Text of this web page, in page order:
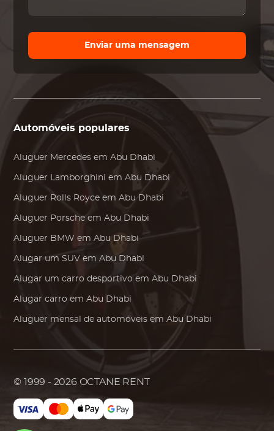
Enviar uma mensagem
Automóveis populares
Aluguer Mercedes em Abu Dhabi
Aluguer Lamborghini em Abu Dhabi
Aluguer Rolls Royce em Abu Dhabi
Aluguer Porsche em Abu Dhabi
Aluguer BMW em Abu Dhabi
Alugar um SUV em Abu Dhabi
Alugar um carro desportivo em Abu Dhabi
Alugar carro em Abu Dhabi
Aluguer mensal de automóveis em Abu Dhabi
© 1999 - 2026 OCTANE RENT